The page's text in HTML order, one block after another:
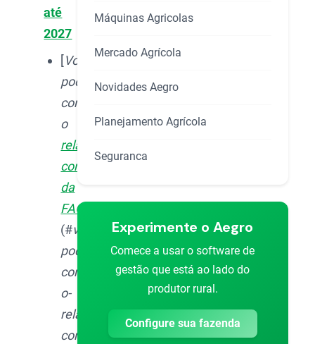
até
2027
[Você>
pode
conferir
o
relatório
completo
da
FAO
(#voce>-
pode-
conferir-
o-
relatorio-
completo-
Máquinas Agricolas
Mercado Agrícola
Novidades Aegro
Planejamento Agrícola
Seguranca
Experimente o Aegro
Comece a usar o software de
gestão que está ao lado do
produtor rural.
Configure sua fazenda